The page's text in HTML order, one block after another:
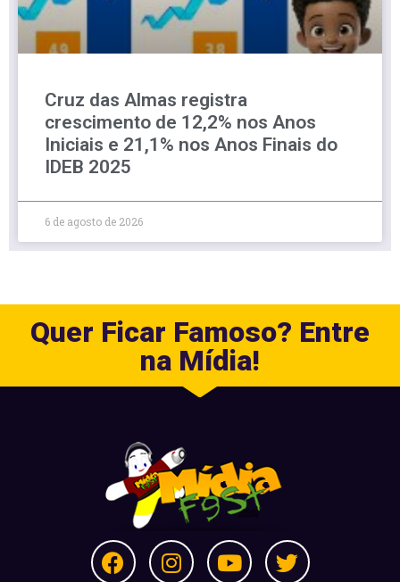
Cruz das Almas registra
crescimento de 12,2% nos Anos
Iniciais e 21,1% nos Anos Finais do
IDEB 2025
6 de agosto de 2026
Quer Ficar Famoso? Entre
na Mídia!